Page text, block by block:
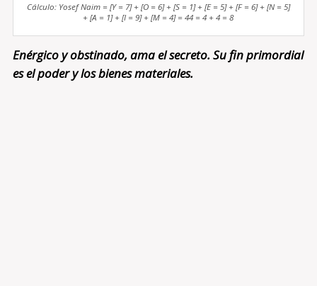
Cálculo: Yosef Naim = [Y = 7] + [O = 6] + [S = 1] + [E = 5] + [F = 6] + [N = 5]
+ [A = 1] + [I = 9] + [M = 4] = 44 = 4 + 4 = 8
Enérgico y obstinado, ama el secreto. Su fin primordial
es el poder y los bienes materiales.